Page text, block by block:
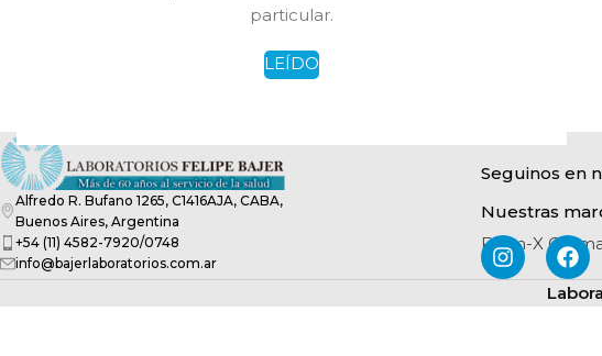
particular.
LEÍDO
Alfredo R. Bufano 1265, C1416AJA, CABA,
Buenos Aires, Argentina
+54 (11) 4582-7920/0748
info@bajerlaboratorios.com.ar
Seguinos en
Nuestras
Farm-X